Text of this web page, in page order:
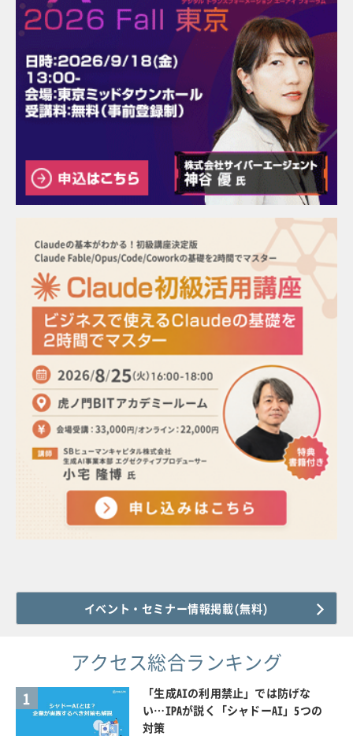
イベント・セミナー情報掲載(無料)
アクセス総合ランキング
1
「生成AIの利用禁止」では防げな
い…IPAが説く「シャドーAI」5つの
対策